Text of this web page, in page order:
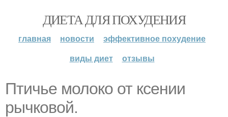
ДИЕТА ДЛЯ ПОХУДЕНИЯ
главная новости
эффективное похудение
виды диет
отзывы
Птичье молоко от ксении
рычковой.